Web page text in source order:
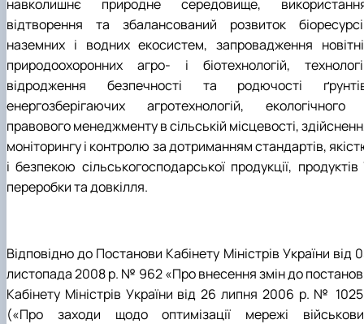
навколишнє природне середовище,
відтворення та збалансований розвиток
наземних і водних екосистем, запровадження
природоохоронних агро- і біотехнологій,
відродження безпечності та родючості
енергозберігаючих агротехнологій, екологічного
правового менеджменту в сільській місцевості,
моніторингу і контролю за дотриманням стандартів,
і безпекою сільськогосподарської продукції, продуктів
переробки та довкілля.
Відповідно до Постанови Кабінету Міністрів України від
листопада 2008 р. № 962 «Про внесення змін до
Кабінету Міністрів України від 26 липня 2006 р. №
(«Про заходи щодо оптимізації мережі